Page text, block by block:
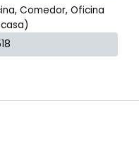
Comedor, Oficina